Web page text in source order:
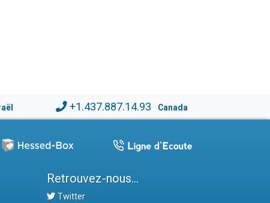
+1.437.887.14.93 Canada
Retrouvez-nous...
Twitter